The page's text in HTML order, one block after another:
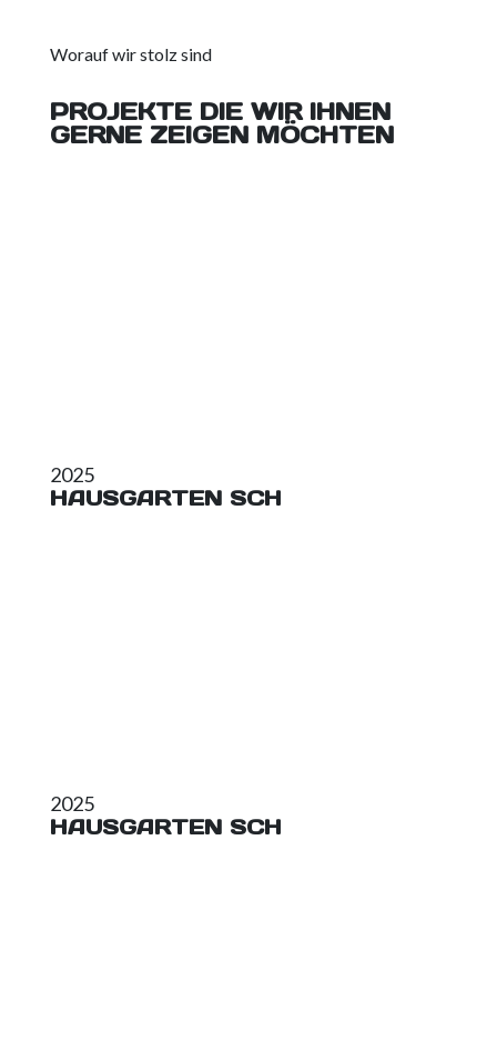
Worauf wir stolz sind
PROJEKTE DIE WIR IHNEN
GERNE ZEIGEN MÖCHTEN
2025
HAUSGARTEN SCH
2025
HAUSGARTEN SCH